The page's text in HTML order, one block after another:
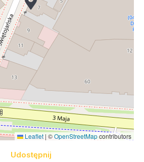
Leaflet |©OpenStreetMapcontributors
Udostępnij